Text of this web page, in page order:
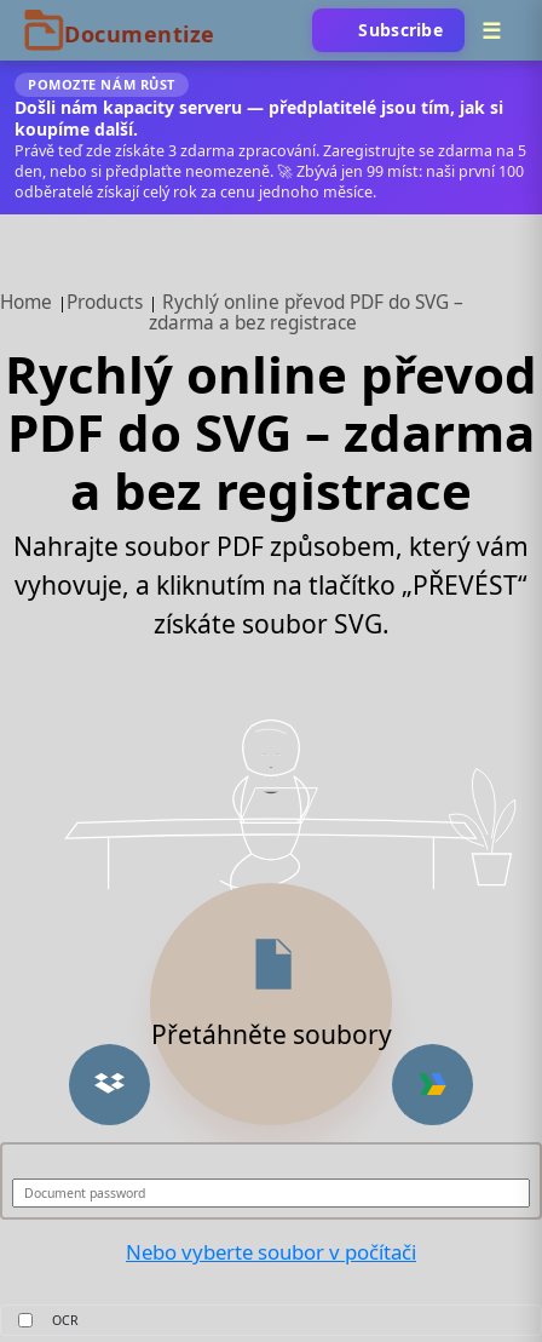
Subscribe
POMOZTE NÁM RŮST
Došli nám kapacity serveru — předplatitelé jsou tím, jak si
koupíme další.
Právě teď zde získáte 3 zdarma zpracování. Zaregistrujte se zdarma na 5
den, nebo si předplaťte neomezeně. 🚀 Zbývá jen 99 míst: naši první 100
odběratelé získají celý rok za cenu jednoho měsíce.
Home Products
Rychlý online převod PDF do SVG –
zdarma a bez registrace
Rychlý online převod
PDF do SVG – zdarma
a bez registrace
Nahrajte soubor PDF způsobem, který vám
vyhovuje, a kliknutím na tlačítko „PŘEVÉST“
získáte soubor SVG.
Přetáhněte soubory
Nebo vyberte soubor v počítači
OCR